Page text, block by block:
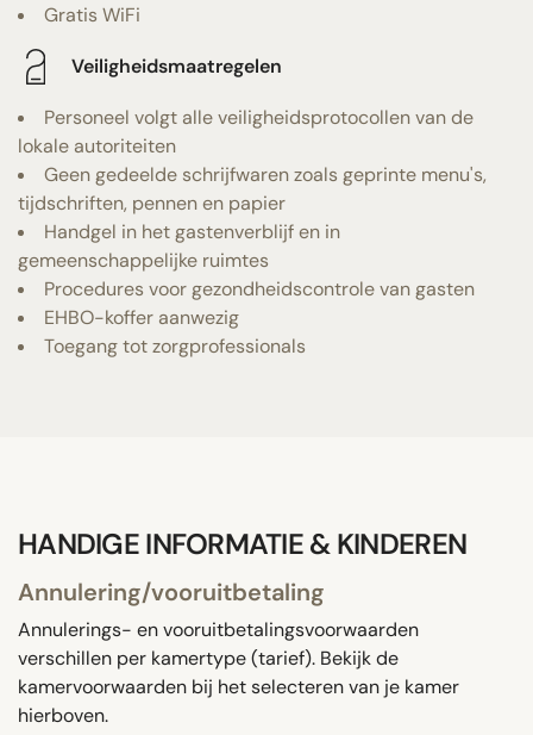
Gratis WiFi
Veiligheidsmaatregelen
Personeel volgt alle veiligheidsprotocollen van de
lokale autoriteiten
Geen gedeelde schrijfwaren zoals geprinte menu's,
tijdschriften, pennen en papier
Handgel in het gastenverblijf en in
gemeenschappelijke ruimtes
Procedures voor gezondheidscontrole van gasten
EHBO-koffer aanwezig
Toegang tot zorgprofessionals
HANDIGE INFORMATIE & KINDEREN
Annulering/vooruitbetaling
Annulerings- en vooruitbetalingsvoorwaarden
verschillen per kamertype (tarief). Bekijk de
kamervoorwaarden bij het selecteren van je kamer
hierboven.